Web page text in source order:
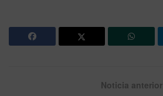
Noticia anterior